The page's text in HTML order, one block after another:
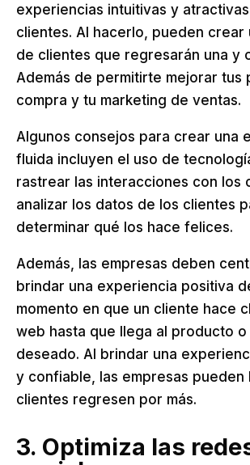
experiencias intuitivas y
clientes. Al hacerlo, pueden crear
de clientes que regresarán una y
Además de permitirte mejorar tus
compra y tu marketing de ventas.
Algunos consejos para crear una
fluida incluyen el uso de
rastrear las interacciones con los
analizar los datos de los clientes
determinar qué los hace felices.
Además, las empresas deben
brindar una experiencia positiva
momento en que un cliente hace
web hasta que llega al producto
deseado. Al brindar una
y confiable, las empresas pueden
clientes regresen por más.
3. Optimiza las